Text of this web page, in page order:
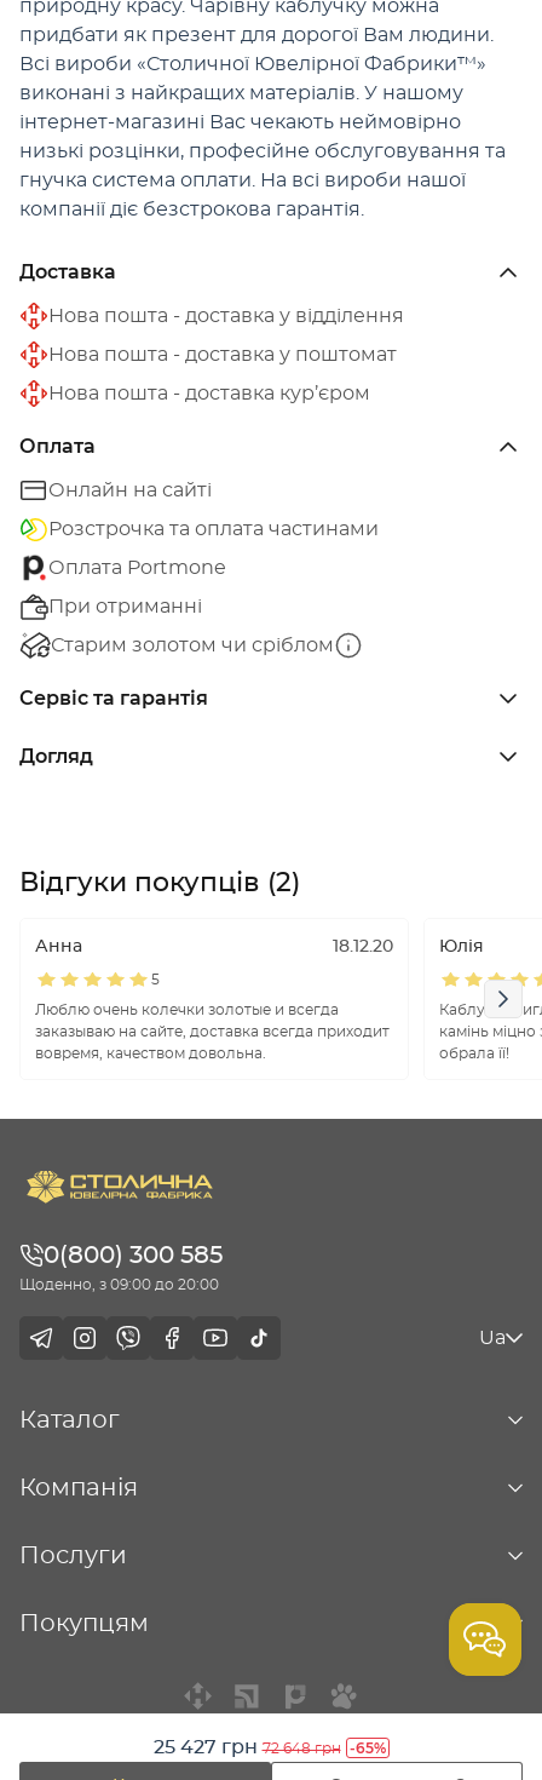
25 427 грн 72 648 грн -65%
природну красу. Чарівну каблучку можна
придбати як презент для дорогої Вам людини.
Всі вироби «Столичної Ювелірної Фабрики™»
виконані з найкращих матеріалів. У нашому
інтернет-магазині Вас чекають неймовірно
низькі розцінки, профеcійне обслуговування та
гнучка система оплати. На всі вироби нашої
компанії діє безстрокова гарантія.
Доставка
Нова пошта - доставка у відділення
Нова пошта - доставка у поштомат
Нова пошта - доставка кур’єром
Оплата
Онлайн на сайті
Розстрочка та оплата частинами
Оплата Portmone
При отриманні
Старим золотом чи сріблом
Сервіс та гарантія
Догляд
Відгуки покупців (2)
Анна 18.12.20
5
Люблю очень колечки золотые и всегда
заказываю на сайте, доставка всегда приходит
вовремя, качеством довольна.
Юлія
Каблучка
камінь
обрала її!
0(800) 300 585
Щоденно, з 09:00 до 20:00
Ua
Каталог
Компанія
Послуги
Покупцям